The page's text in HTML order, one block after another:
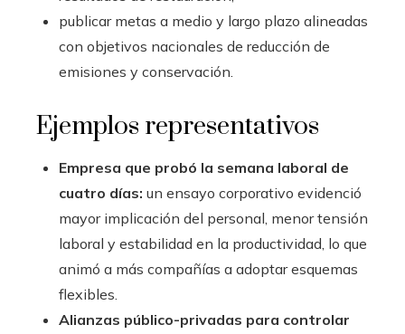
publicar metas a medio y largo plazo alineadas
con objetivos nacionales de reducción de
emisiones y conservación.
Ejemplos representativos
Empresa que probó la semana laboral de
cuatro días: un ensayo corporativo evidenció
mayor implicación del personal, menor tensión
laboral y estabilidad en la productividad, lo que
animó a más compañías a adoptar esquemas
flexibles.
Alianzas público-privadas para controlar